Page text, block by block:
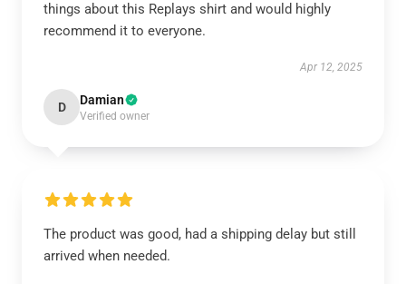
things about this Replays shirt and would highly
recommend it to everyone.
Apr 12, 2025
D Damian
Verified owner
The product was good, had a shipping delay but still
arrived when needed.